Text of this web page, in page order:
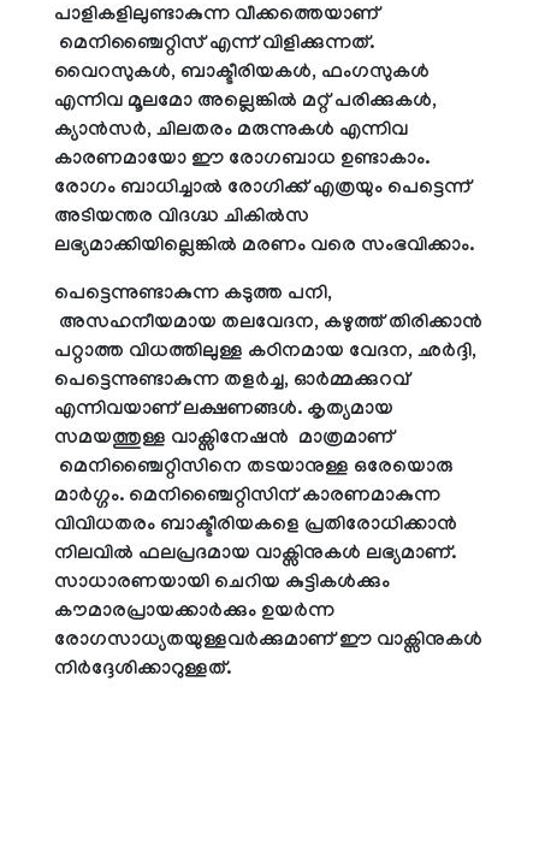
പാളികളിലുണ്ടാകുന്ന വീക്കത്തെയാണ്
മെനിഞ്ചൈറ്റിസ് എന്ന് വിളിക്കുന്നത്.
വൈറസുകൾ, ബാക്ടീരിയകൾ, ഫംഗസുകൾ
എന്നിവ മൂലമോ അല്ലെങ്കിൽ മറ്റ് പരിക്കുകൾ,
ക്യാൻസർ, ചിലതരം മരുന്നുകൾ എന്നിവ
കാരണമായോ ഈ രോഗബാധ ഉണ്ടാകാം.
രോഗം ബാധിച്ചാൽ രോഗിക്ക് എത്രയും പെട്ടെന്ന്
അടിയന്തര വിദഗ്ദ്ധ ചികിൽസ
ലഭ്യമാക്കിയില്ലെങ്കിൽ മരണം വരെ സംഭവിക്കാം.
പെട്ടെന്നുണ്ടാകുന്ന കടുത്ത പനി,
അസഹനീയമായ തലവേദന, കഴുത്ത് തിരിക്കാൻ
പറ്റാത്ത വിധത്തിലുള്ള കഠിനമായ വേദന, ഛർദ്ദി,
പെട്ടെന്നുണ്ടാകുന്ന തളർച്ച, ഓർമ്മക്കുറവ്
എന്നിവയാണ് ലക്ഷണങ്ങൾ. കൃത്യമായ
സമയത്തുള്ള വാക്സിനേഷൻ മാത്രമാണ്
മെനിഞ്ചൈറ്റിസിനെ തടയാനുള്ള ഒരേയൊരു
മാർഗ്ഗം. മെനിഞ്ചൈറ്റിസിന് കാരണമാകുന്ന
വിവിധതരം ബാക്ടീരിയകളെ പ്രതിരോധിക്കാൻ
നിലവിൽ ഫലപ്രദമായ വാക്സിനുകൾ ലഭ്യമാണ്.
സാധാരണയായി ചെറിയ കുട്ടികൾക്കും
കൗമാരപ്രായക്കാർക്കും ഉയർന്ന
രോഗസാധ്യതയുള്ളവർക്കുമാണ് ഈ വാക്സിനുകൾ
നിർദ്ദേശിക്കാറുള്ളത്.